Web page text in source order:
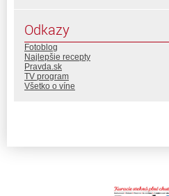
Odkazy
Fotoblog
Najlepšie recepty
Pravda.sk
TV program
Všetko o víne